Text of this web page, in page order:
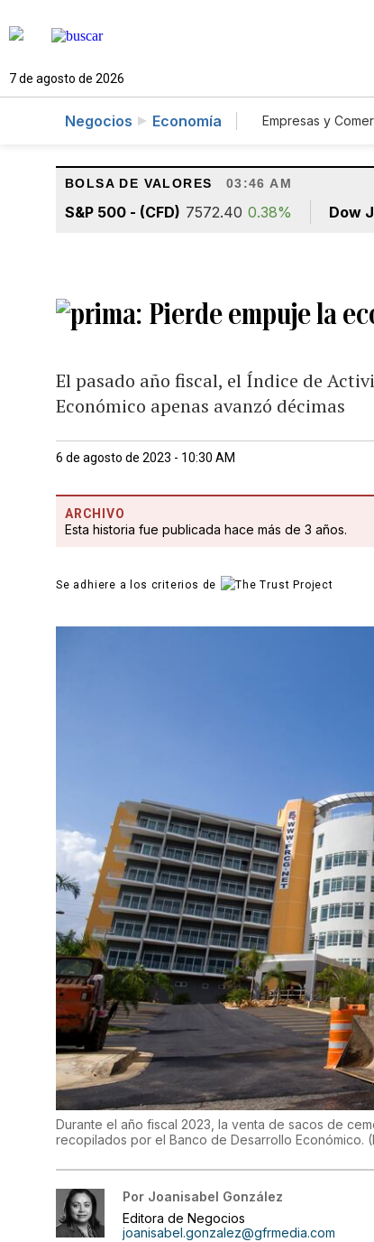
7 de agosto de 2026
Negocios Economía Empresas y
BOLSA DE VALORES 03:46 AM
S&P 500 - (CFD) 7572.40 0.38% Dow
Pierde empuje la
El pasado año fiscal, el Índice de
Económico apenas avanzó décimas
6 de agosto de 2023 - 10:30 AM
ARCHIVO
Esta historia fue publicada hace más de 3 años.
Se adhiere a los criterios de
Durante el año fiscal 2023, la venta de sacos de
recopilados por el Banco de Desarrollo Económico. (
Por Joanisabel González
Editora de Negocios
joanisabel.gonzalez@gfrmedia.com